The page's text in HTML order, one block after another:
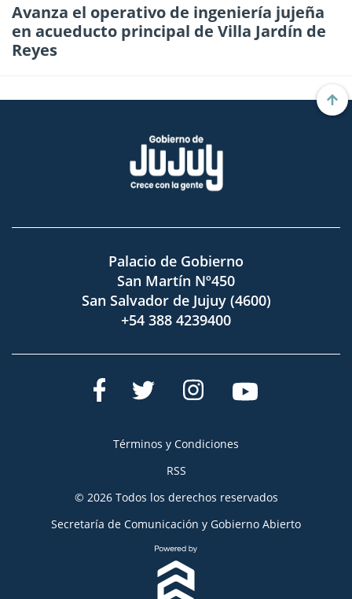
Avanza el operativo de ingeniería jujeña
en acueducto principal de Villa Jardín de
Reyes
Palacio de Gobierno
San Martín Nº450
San Salvador de Jujuy (4600)
+54 388 4239400
Términos y Condiciones
RSS
© 2026 Todos los derechos reservados
Secretaría de Comunicación y Gobierno Abierto